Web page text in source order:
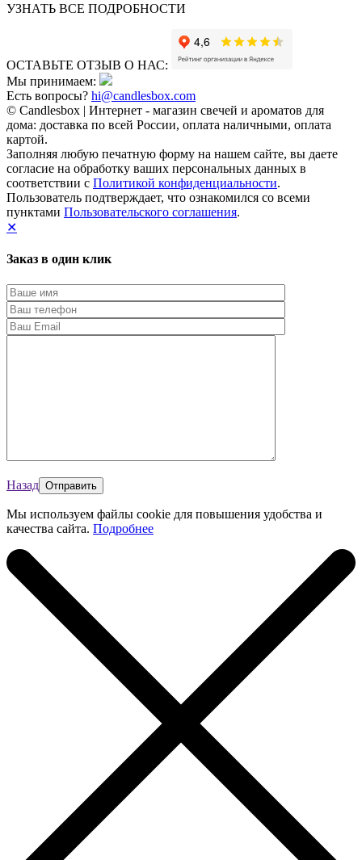
УЗНАТЬ ВСЕ ПОДРОБНОСТИ
ОСТАВЬТЕ ОТЗЫВ О НАС:
Мы принимаем:
Есть вопросы? hi@candlesbox.com
© Candlesbox | Интернет - магазин свечей и ароматов для
дома: доставка по всей России, оплата наличными, оплата
картой.
Заполняя любую печатную форму на нашем сайте, вы даете
согласие на обработку ваших персональных данных в
соответствии с Политикой конфиденциальности.
Пользователь подтверждает, что ознакомился со всеми
пунктами Пользовательского соглашения.
✕
Заказ в один клик
Назад
Мы используем файлы cookie для повышения удобства и
качества сайта. Подробнее